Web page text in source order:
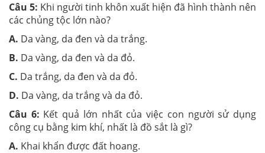
Câu 5: Khi người tinh khôn xuất hiện đã hình thành nên
các chủng tộc lớn nào?
A. Da vàng, da đen và da trắng.
B. Da vàng, da đen và da đỏ.
C. Da trắng, da đen và da đỏ.
D. Da vàng, da trắng và da đỏ.
Câu 6: Kết quả lớn nhất của việc con người sử dụng
công cụ bằng kim khí, nhất là đồ sắt là gì?
A. Khai khẩn được đất hoang.